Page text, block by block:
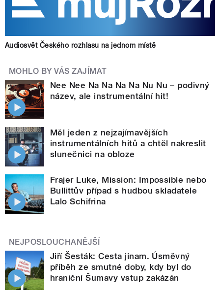
Audiosvět Českého rozhlasu na jednom místě
MOHLO BY VÁS ZAJÍMAT
Nee Nee Na Na Na Na Nu Nu – podivný
název, ale instrumentální hit!
Měl jeden z nejzajímavějších
instrumentálních hitů a chtěl nakreslit
slunečnici na obloze
Frajer Luke, Mission: Impossible nebo
Bullittův případ s hudbou skladatele
Lalo Schifrina
NEJPOSLOUCHANĚJŠÍ
Jiří Šesták: Cesta jinam. Úsměvný
příběh ze smutné doby, kdy byl do
hraniční Šumavy vstup zakázán